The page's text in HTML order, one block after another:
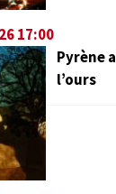
17:00
Pyrène
l’ours